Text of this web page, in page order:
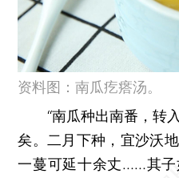
资料图：南瓜疙瘩汤。
“南瓜种出南番，转入
矣。二月下种，宜沙沃
一蔓可延十余丈……其子